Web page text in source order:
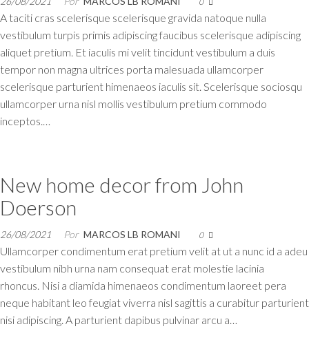
A taciti cras scelerisque scelerisque gravida natoque nulla
vestibulum turpis primis adipiscing faucibus scelerisque adipiscing
aliquet pretium. Et iaculis mi velit tincidunt vestibulum a duis
tempor non magna ultrices porta malesuada ullamcorper
scelerisque parturient himenaeos iaculis sit. Scelerisque sociosqu
ullamcorper urna nisl mollis vestibulum pretium commodo
inceptos.…
New home decor from John
Doerson
26/08/2021 Por MARCOS LB ROMANI 0
Ullamcorper condimentum erat pretium velit at ut a nunc id a adeu
vestibulum nibh urna nam consequat erat molestie lacinia
rhoncus. Nisi a diamida himenaeos condimentum laoreet pera
neque habitant leo feugiat viverra nisl sagittis a curabitur parturient
nisi adipiscing. A parturient dapibus pulvinar arcu a…